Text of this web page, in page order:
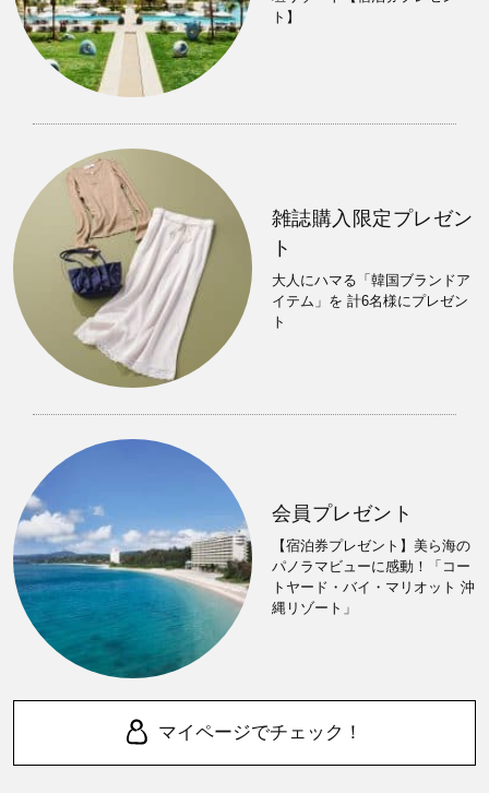
ト】
雑誌購入限定プレゼン
ト
大人にハマる「韓国ブランドア
イテム」を 計6名様にプレゼン
ト
会員プレゼント
【宿泊券プレゼント】美ら海の
パノラマビューに感動！「コー
トヤード・バイ・マリオット 沖
縄リゾート」
マイページでチェック！